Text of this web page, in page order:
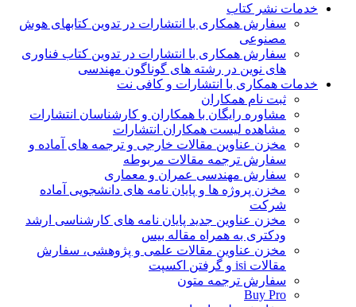
خدمات نشر کتاب
سفارش همکاری با انتشارات در تدوین کتابهای هوش
مصنوعی
سفارش همکاری با انتشارات در تدوین کتاب فناوری
های نوین در رشته های گوناگون مهندسی
خدمات همکاری با انتشارات و کافی نت
ثبت نام همکاران
مشاوره رایگان با همکاران و کارشناسان انتشارات
مشاهده لیست همکاران انتشارات
مخزن عناوین مقالات خارجی و ترجمه های آماده و
سفارش ترجمه مقالات مربوطه
سفارش مهندسی عمران و معماری
مخزن پروژه ها و پایان نامه های دانشجویی آماده
شرکت
مخزن عناوین جدید پایان نامه های کارشناسی ارشد
ودکتری به همراه مقاله بیس
مخزن عناوین مقالات علمی و پژوهشی، سفارش
مقالات isi و گرفتن اکسپت
سفارش ترجمه متون
Buy Pro